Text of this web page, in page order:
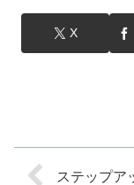
X
ステップア